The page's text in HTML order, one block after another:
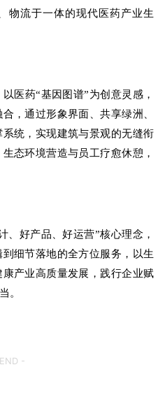
物流于一体的现代医药产业生
医药“基因图谱”为创意灵感，
，通过形象界面、共享绿洲、
统，实现建筑与景观的无缝衔
态环境营造与员工疗愈休憩，
、好产品、好运营”核心理念，
细节落地的全方位服务，以生
产业高质量发展，践行企业赋
。
-